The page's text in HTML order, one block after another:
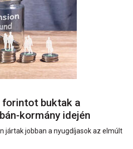
buktak a
kormány idején
jártak jobban a nyugdíjasok az elmúlt